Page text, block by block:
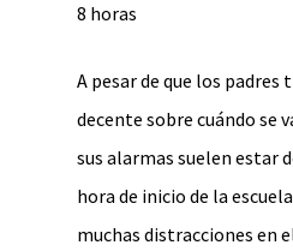
8 horas
A pesar de que los
decente sobre cuándo se
sus alarmas suelen estar
hora de inicio de la
muchas distracciones en